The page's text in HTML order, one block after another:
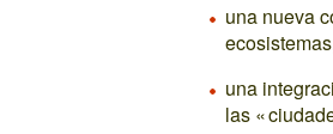
una nueva
una
las «